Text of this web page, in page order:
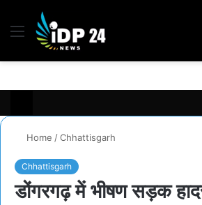
Menu
Home /Chhattisgarh
Chhattisgarh
डोंगरगढ़ में भीषण सड़क